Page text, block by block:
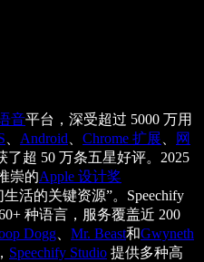
音平台，深受超过 5000 万用
Android Chrome 扩展
网
了超 50 万条五星好评。2025
崇的Apple 设计奖
活的关键资源”。Speechify
种语言，服务覆盖近 200
Dogg Mr. Beast和Gwyneth
Speechify Studio 提供多种高